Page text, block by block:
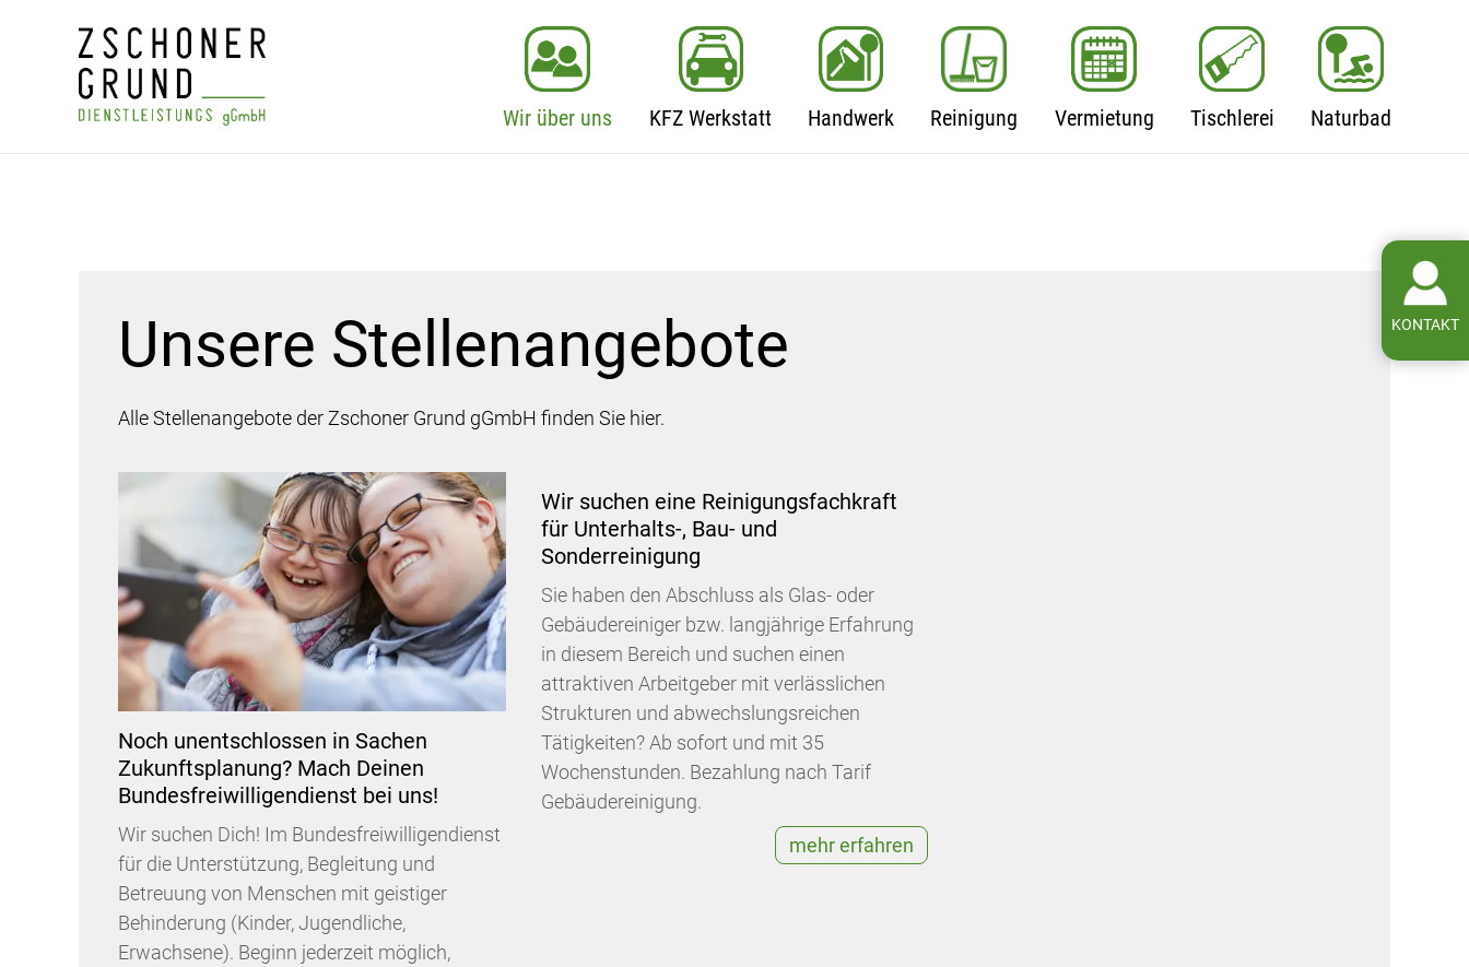
Wir über uns KFZ Werkstatt Handwerk Reinigung Vermietung Tischlerei Naturbad
KONTAKT
Unsere Stellenangebote
Alle Stellenangebote der Zschoner Grund gGmbH finden Sie hier.
Noch unentschlossen in Sachen
Zukunftsplanung? Mach Deinen
Bundesfreiwilligendienst bei uns!
Wir suchen Dich! Im Bundesfreiwilligendienst
für die Unterstützung, Begleitung und
Betreuung von Menschen mit geistiger
Behinderung (Kinder, Jugendliche,
Erwachsene). Beginn jederzeit möglich,
Wir suchen eine Reinigungsfachkraft
für Unterhalts-, Bau- und
Sonderreinigung
Sie haben den Abschluss als Glas- oder
Gebäudereiniger bzw. langjährige Erfahrung
in diesem Bereich und suchen einen
attraktiven Arbeitgeber mit verlässlichen
Strukturen und abwechslungsreichen
Tätigkeiten? Ab sofort und mit 35
Wochenstunden. Bezahlung nach Tarif
Gebäudereinigung.
mehr erfahren